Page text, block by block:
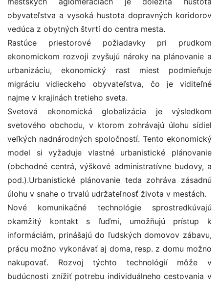
obyvateľstva a vysoká hustota dopravných koridorov
vedúca z obytných štvrtí do centra mesta.
Rastúce priestorové požiadavky pri prudkom
ekonomickom rozvoji zvyšujú nároky na plánovanie a
urbanizáciu, ekonomický rast miest podmieňuje
migráciu vidieckeho obyvateľstva, čo je viditeľné
najme v krajinách tretieho sveta.
Svetová ekonomická globalizácia je výsledkom
svetového obchodu, v ktorom zohrávajú úlohu sídiel
veľkých nadnárodných spoločností. Tento ekonomický
model si vyžaduje vlastné urbanistické plánovanie
(obchodné centrá, výškové administratívne budovy, a
pod.).Urbanistické plánovanie teda zohráva zásadnú
úlohu v snahe o trvalú udržateľnosť života v mestách.
Nové komunikačné technológie sprostredkúvajú
okamžitý kontakt s ľuďmi, umožňujú prístup k
informáciám, prinášajú do ľudských domovov zábavu,
prácu možno vykonávať aj doma, resp. z domu možno
nakupovať. Rozvoj týchto technológií môže v
budúcnosti znížiť potrebu individuálneho cestovania v